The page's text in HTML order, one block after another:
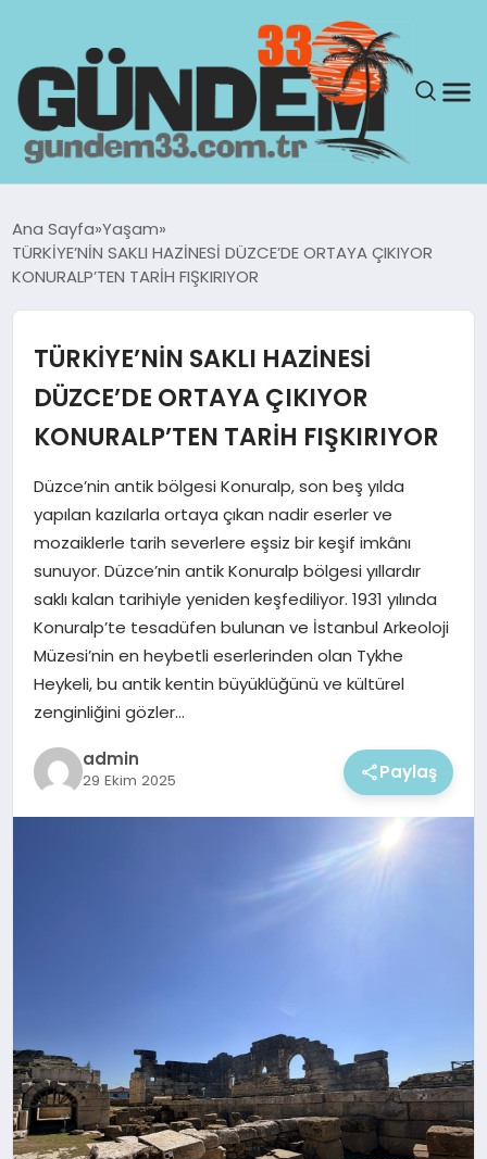
GÜNDEM
SAĞLIK
TEKNOLOJI
EKONOMI
MAGAZIN
Ana Sayfa Yaşam
TÜRKİYE’NİN SAKLI HAZİNESİ DÜZCE’DE ORTAYA ÇIKIYOR
KONURALP’TEN TARİH FIŞKIRIYOR
TÜRKİYE’NİN SAKLI HAZİNESİ
DÜZCE’DE ORTAYA ÇIKIYOR
KONURALP’TEN TARİH FIŞKIRIYOR
Düzce’nin antik bölgesi Konuralp, son beş yılda
yapılan kazılarla ortaya çıkan nadir eserler ve
mozaiklerle tarih severlere eşsiz bir keşif imkânı
sunuyor. Düzce’nin antik Konuralp bölgesi yıllardır
saklı kalan tarihiyle yeniden keşfediliyor. 1931 yılında
Konuralp’te tesadüfen bulunan ve İstanbul Arkeoloji
Müzesi’nin en heybetli eserlerinden olan Tykhe
Heykeli, bu antik kentin büyüklüğünü ve kültürel
zenginliğini gözler…
admin
29 Ekim 2025 Paylaş